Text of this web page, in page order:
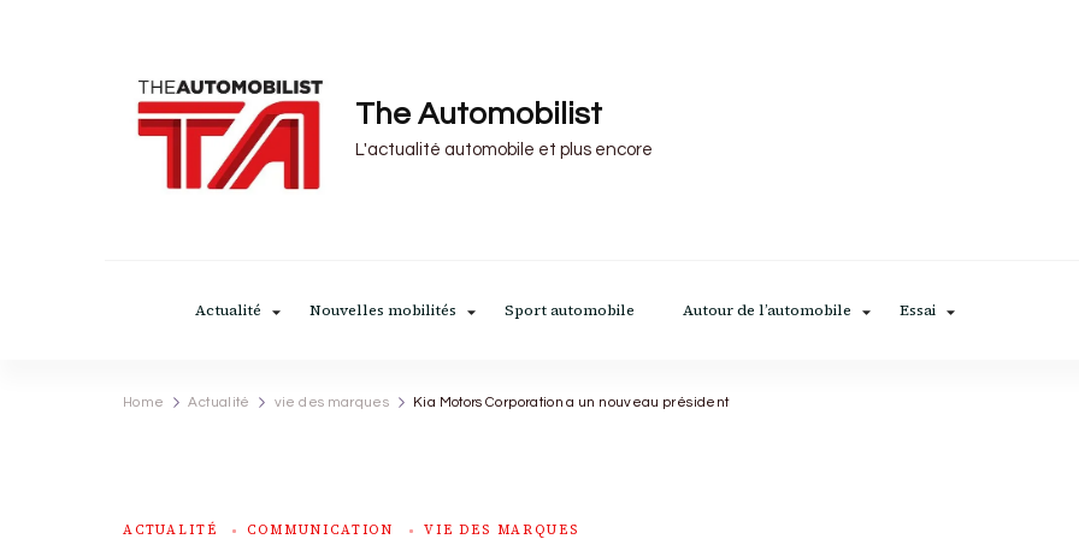
The Automobilist
L'actualité automobile et plus encore
Actualité Nouvelles mobilités Sport automobile Autour de l’automobile Essai
Home Actualité vie des marques Kia Motors Corporation a un nouveau président
ACTUALITÉ COMMUNICATION VIE DES MARQUES